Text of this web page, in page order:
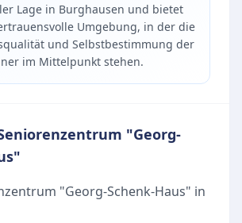
Lage in Burghausen und bietet
Umgebung, in der die
und Selbstbestimmung der
im Mittelpunkt stehen.
"Georg-
"Georg-Schenk-Haus" in